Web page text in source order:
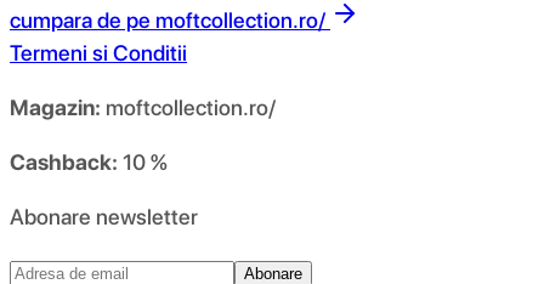
cumpara de pe moftcollection.ro/
Termeni si Conditii
Magazin: moftcollection.ro/
Cashback: 10 %
Abonare newsletter
Abonare